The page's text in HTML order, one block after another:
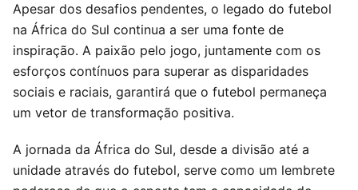
Apesar dos desafios pendentes, o legado do futebol
na África do Sul continua a ser uma fonte de
inspiração. A paixão pelo jogo, juntamente com os
esforços contínuos para superar as disparidades
sociais e raciais, garantirá que o futebol permaneça
um vetor de transformação positiva.
A jornada da África do Sul, desde a divisão até a
unidade através do futebol, serve como um lembrete